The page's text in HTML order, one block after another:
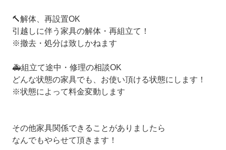
🔨解体、再設置OK
引越しに伴う家具の解体・再組立て！
※撤去・処分は致しかねます
🚑組立て途中・修理の相談OK
どんな状態の家具でも、お使い頂ける状態にします！
※状態によって料金変動します
その他家具関係できることがありましたら
なんでもやらせて頂きます！